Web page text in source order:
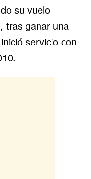
su vuelo
tras ganar una
servicio con